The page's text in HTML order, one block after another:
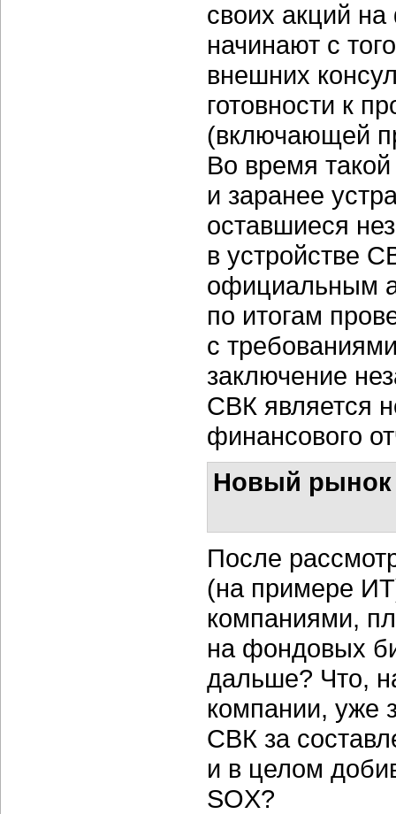
своих акций
начинают с
внешних
готовности к
(включающей
Во время
и заранее
оставшиеся
в устройстве
официальным
по итогам
с
заключение
СВК является
финансового
Новый рынок
После
(на примере
компаниями,
на фондовых
дальше? Что,
компании, уже
СВК за
и в целом
SOX?